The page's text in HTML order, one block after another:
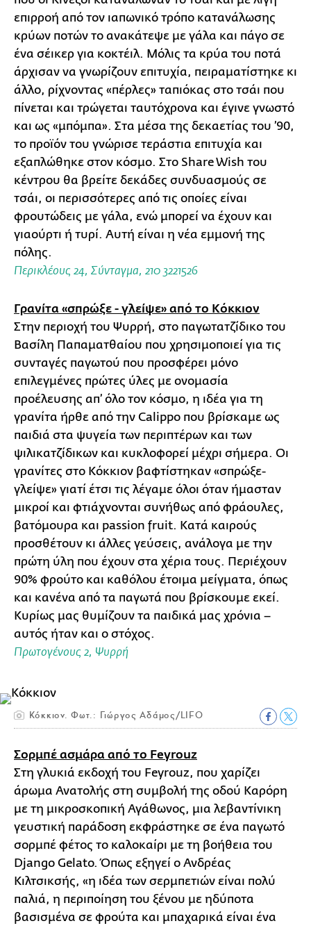
επιρροή από τον ιαπωνικό τρόπο κατανάλωσης
κρύων ποτών το ανακάτεψε με γάλα και πάγο σε
ένα σέικερ για κοκτέιλ. Μόλις τα κρύα του ποτά
άρχισαν να γνωρίζουν επιτυχία, πειραματίστηκε κι
άλλο, ρίχνοντας «πέρλες» ταπιόκας στο τσάι που
πίνεται και τρώγεται ταυτόχρονα και έγινε γνωστό
και ως «μπόμπα». Στα μέσα της δεκαετίας του ’90,
το προϊόν του γνώρισε τεράστια επιτυχία και
εξαπλώθηκε στον κόσμο. Στο Share Wish του
κέντρου θα βρείτε δεκάδες συνδυασμούς σε
τσάι, οι περισσότερες από τις οποίες είναι
φρουτώδεις με γάλα, ενώ μπορεί να έχουν και
γιαούρτι ή τυρί. Αυτή είναι η νέα εμμονή της
πόλης.
Περικλέους 24, Σύνταγμα, 210 3221526
Γρανίτα «σπρώξε - γλείψε» από το Κόκκιον
Στην περιοχή του Ψυρρή, στο παγωτατζίδικο του
Βασίλη Παπαματθαίου που χρησιμοποιεί για τις
συνταγές παγωτού που προσφέρει μόνο
επιλεγμένες πρώτες ύλες με ονομασία
προέλευσης απ’ όλο τον κόσμο, η ιδέα για τη
γρανίτα ήρθε από την Calippo που βρίσκαμε ως
παιδιά στα ψυγεία των περιπτέρων και των
ψιλικατζίδικων και κυκλοφορεί μέχρι σήμερα. Οι
γρανίτες στο Κόκκιον βαφτίστηκαν «σπρώξε-
γλείψε» γιατί έτσι τις λέγαμε όλοι όταν ήμασταν
μικροί και φτιάχνονται συνήθως από φράουλες,
βατόμουρα και passion fruit. Κατά καιρούς
προσθέτουν κι άλλες γεύσεις, ανάλογα με την
πρώτη ύλη που έχουν στα χέρια τους. Περιέχουν
90% φρούτο και καθόλου έτοιμα μείγματα, όπως
και κανένα από τα παγωτά που βρίσκουμε εκεί.
Κυρίως μας θυμίζουν τα παιδικά μας χρόνια –
αυτός ήταν και ο στόχος.
Πρωτογένους 2, Ψυρρή
Κόκκιον. Φωτ.: Γιώργος Αδάμος/LIFO
Σορμπέ ασμάρα από το Feyrouz
Στη γλυκιά εκδοχή του Feyrouz, που χαρίζει
άρωμα Ανατολής στη συμβολή της οδού Καρόρη
με τη μικροσκοπική Αγάθωνος, μια λεβαντίνικη
γευστική παράδοση εκφράστηκε σε ένα παγωτό
σορμπέ φέτος το καλοκαίρι με τη βοήθεια του
Django Gelato. Όπως εξηγεί ο Ανδρέας
Κιλτσικσής, «η ιδέα των σερμπετιών είναι πολύ
παλιά, η περιποίηση του ξένου με ηδύποτα
βασισμένα σε φρούτα και μπαχαρικά είναι ένα